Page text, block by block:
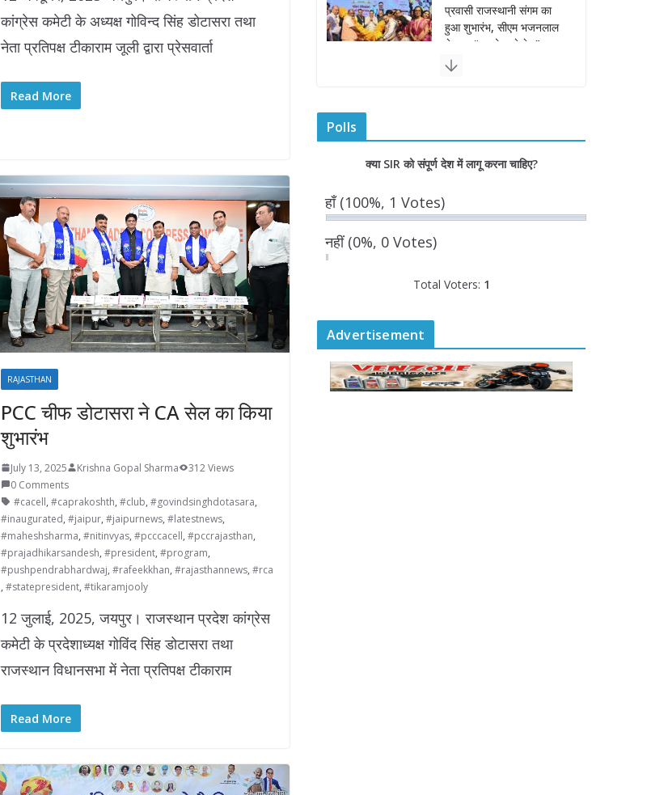
कांग्रेस कमेटी के अध्यक्ष गोविन्द सिंह डोटासरा तथा
नेता प्रतिपक्ष टीकाराम जूली द्वारा प्रेसवार्ता
Read More
RAJASTHAN
PCC चीफ डोटासरा ने CA सेल का किया
शुभारंभ
July 13, 2025 Krishna Gopal Sharma
312 Views
0 Comments
#cacell,#caprakoshth,#club,#govindsinghdotasara,
#inaugurated,#jaipur,#jaipurnews,#latestnews,
#maheshsharma,#nitinvyas,#pcccacell,#pccrajasthan,
#prajadhikarsandesh,#president,#program,
#pushpendrabhardwaj,#rafeekkhan,#rajasthannews,#rca
,#statepresident,#tikaramjooly
12 जुलाई, 2025, जयपुर। राजस्थान प्रदेश कांग्रेस
कमेटी के प्रदेशाध्यक्ष गोविंद सिंह डोटासरा तथा
राजस्थान विधानसभा में नेता प्रतिपक्ष टीकाराम
Read More
August 9, 2026
0 Comments
केन्द्रीय स्वास्थ्य मंत्री नड्डा
August 9, 2026
0 Comments
‘हर घर तिरंगा’ अभियान का
Polls
क्या SIR को संपूर्ण देश में लागू करना चाहिए?
हाँ(100%, 1 Votes)
नहीं(0%, 0 Votes)
Total Voters: 1
Advertisement